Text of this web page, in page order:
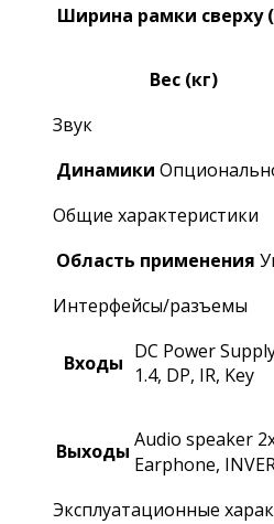
Ширина рамки сверху
Вес (кг)
Звук
Динамики
Общие характеристики
Область применения
Интерфейсы/разъемы
Входы DC Power
1.4, DP, IR, Key
Выходы Audio speaker
Earphone,
Эксплуатационные